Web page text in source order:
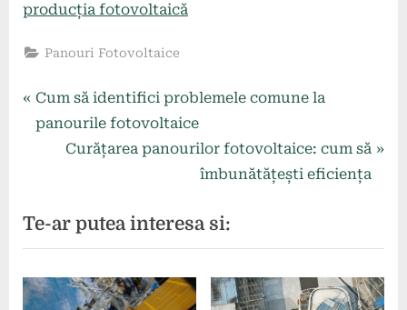
producția fotovoltaică
Panouri Fotovoltaice
Navigare
în
P
r
o
u
s
P
Cum să identifici problemele comune la
panourile fotovoltaice
N
t
P
o
s
Curățarea panourilor fotovoltaice: cum să
îmbunătățești eficiența
Te-ar putea interesa si: